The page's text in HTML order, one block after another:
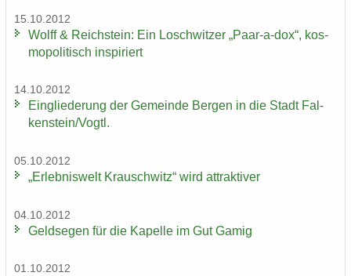
15.10.2012
Wolff & Reichs­tein: Ein Losch­wit­zer „Paar-​a-dox“, kos­
mo­po­li­tisch in­spi­riert
14.10.2012
Ein­glie­de­rung der Ge­mein­de Ber­gen in die Stadt Fal­
ken­stein/Vogtl.
05.10.2012
„Er­leb­nis­welt Krausch­witz“ wird at­trak­ti­ver
04.10.2012
Geld­se­gen für die Ka­pel­le im Gut Gamig
01.10.2012